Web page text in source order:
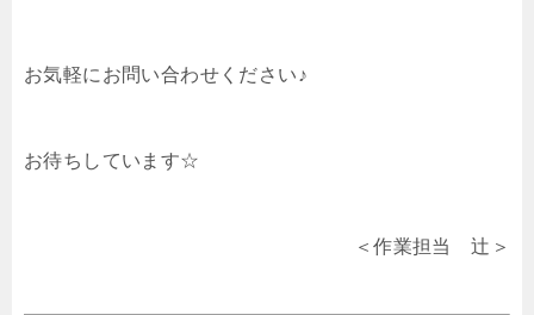
お気軽にお問い合わせください♪
お待ちしています☆
＜作業担当 辻＞